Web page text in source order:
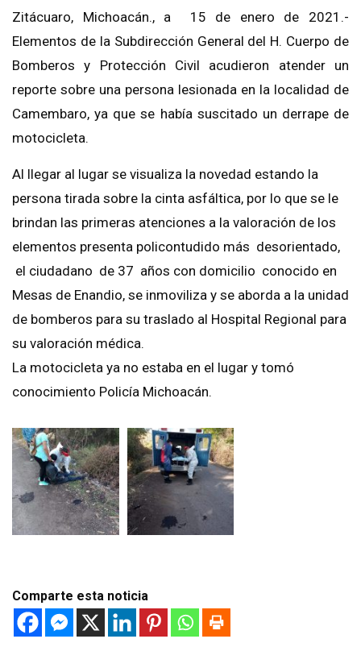
Zitácuaro, Michoacán., a 15 de enero de 2021.-
Elementos de la Subdirección General del H. Cuerpo de
Bomberos y Protección Civil acudieron atender un
reporte sobre una persona lesionada en la localidad de
Camembaro, ya que se había suscitado un derrape de
motocicleta.
Al llegar al lugar se visualiza la novedad estando la
persona tirada sobre la cinta asfáltica, por lo que se le
brindan las primeras atenciones a la valoración de los
elementos presenta policontudido más desorientado,
el ciudadano de 37 años con domicilio conocido en
Mesas de Enandio, se inmoviliza y se aborda a la unidad
de bomberos para su traslado al Hospital Regional para
su valoración médica.
La motocicleta ya no estaba en el lugar y tomó
conocimiento Policía Michoacán.
Comparte esta noticia